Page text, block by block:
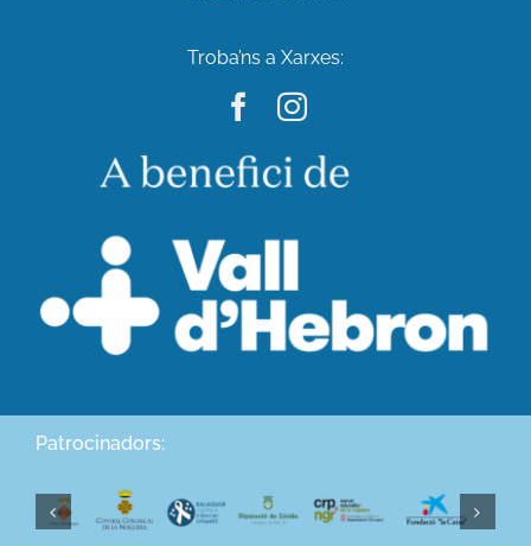
Troba’ns a Xarxes:
Patrocinadors: